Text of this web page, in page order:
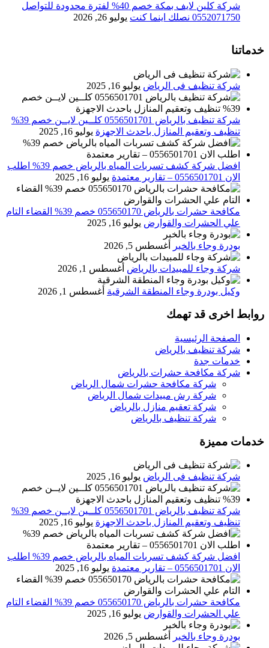
شركة كلين لايف بمكة خصم 40% لفترة محدودة للتواصل
0552071750 نصلك اينما كنت
يوليو 26, 2026
خدماتنا
شركة تنظيف فى الرياض يوليو 16, 2025
شركة تنظيف بالرياض 0556501701 كلــين لايــن خصم 39%
تنظيف وتعقيم المنازل باحدث الاجهزة يوليو 16, 2025
افضل شركة كشف تسربات المياه بالرياض خصم 39% اطلب
الان 0556501701‬‏ – تقارير معتمدة
يوليو 16, 2025
مكافحة حشرات بالرياض 055650170 خصم 39% القضاء التام
علي الحشرات والقوارض يوليو 16, 2025
بودرة وجاء بالخبر أغسطس 5, 2026
شركة وجاء للمبيدات بالرياض أغسطس 1, 2026
وكيل بودرة وجاء المنطقة الشرقية أغسطس 1, 2026
روابط اخرى قد تهمك
الصفحة الرئيسية
شركة تنظيف بالرياض
خدمات جدة
شركة مكافحة حشرات بالرياض
شركة مكافحة حشرات شمال الرياض
شركة رش مبيدات شمال الرياض
شركة تعقيم منازل بالرياض
شركة تنظيف بالرياض
خدمات مميزة
شركة تنظيف فى الرياض يوليو 16, 2025
شركة تنظيف بالرياض 0556501701 كلــين لايــن خصم 39%
تنظيف وتعقيم المنازل باحدث الاجهزة يوليو 16, 2025
افضل شركة كشف تسربات المياه بالرياض خصم 39% اطلب
الان 0556501701‬‏ – تقارير معتمدة
يوليو 16, 2025
مكافحة حشرات بالرياض 055650170 خصم 39% القضاء التام
علي الحشرات والقوارض يوليو 16, 2025
بودرة وجاء بالخبر أغسطس 5, 2026